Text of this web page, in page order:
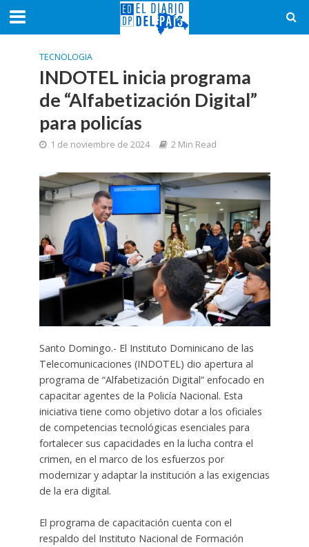
TECNOLOGIA
INDOTEL inicia programa
de “Alfabetización Digital”
para policías
1 de noviembre de 2024 2 Min Read
Santo Domingo.- El Instituto Dominicano de las
Telecomunicaciones (INDOTEL) dio apertura al
programa de “Alfabetización Digital” enfocado en
capacitar agentes de la Policía Nacional. Esta
iniciativa tiene como objetivo dotar a los oficiales
de competencias tecnológicas esenciales para
fortalecer sus capacidades en la lucha contra el
crimen, en el marco de los esfuerzos por
modernizar y adaptar la institución a las exigencias
de la era digital.
El programa de capacitación cuenta con el
respaldo del Instituto Nacional de Formación